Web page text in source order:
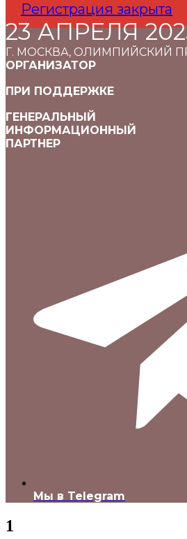
Регистрация закрыта
23 АПРЕЛЯ
Г. МОСКВА, ОЛИМПИЙСКИЙ
ОРГАНИЗАТОР
ПРИ ПОДДЕРЖКЕ
ГЕНЕРАЛЬНЫЙ
ИНФОРМАЦИОННЫЙ
ПАРТНЕР
Мы в Telegram
1